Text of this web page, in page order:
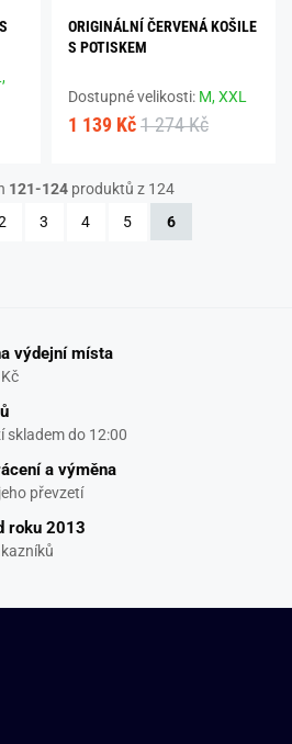
ORIGINÁLNÍ ČERVENÁ KOŠILE
S POTISKEM
Dostupné velikosti: M,XXL
1 139 Kč 1 274 Kč
121-124produktů z 124
3 4 5 6
výdejní místa
skladem do 12:00
a výměna
převzetí
roku 2013